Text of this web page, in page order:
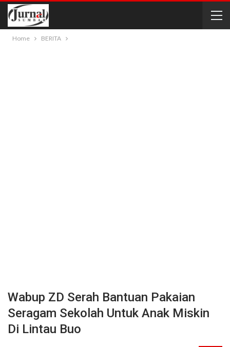
Home BERITA
Wabup ZD Serah Bantuan Pakaian
Seragam Sekolah Untuk Anak Miskin
Di Lintau Buo